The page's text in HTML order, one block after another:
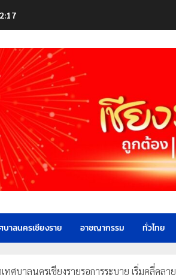
บาลนครเชียงราย อาชญากรรม ทั่วไทย
ทศบาลนครเชียงรายรอการระบาย เริ่มคลี่คลาย